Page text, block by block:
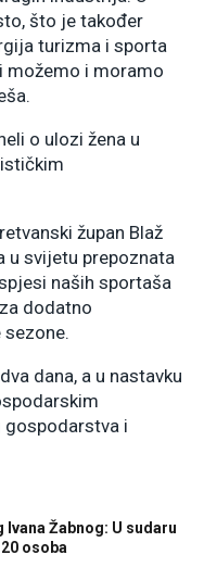
što je također
turizma i sporta
možemo i moramo
o ulozi žena u
župan Blaž
u svijetu prepoznata
naših sportaša
dodatno
dana, a u nastavku
gospodarstva i
Žabnog: U sudaru
osoba